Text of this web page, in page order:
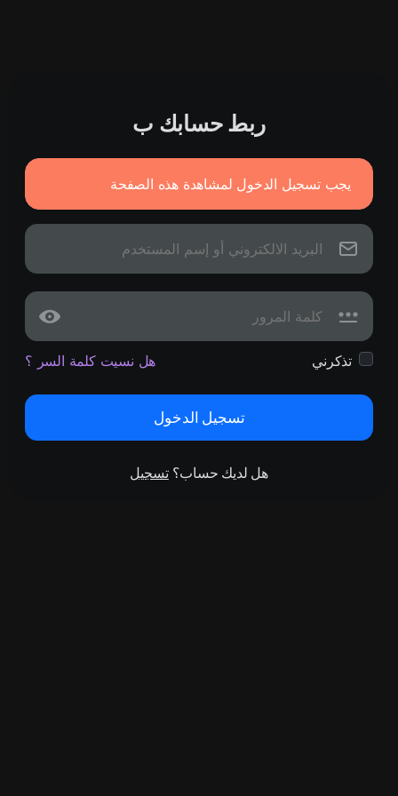
ربط حسابك ب
يجب تسجيل الدخول لمشاهدة هذه الصفحة
تذكرني هل نسيت كلمة السر ؟
تسجيل الدخول
هل لديك حساب؟تسجيل